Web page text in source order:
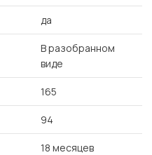
да
В разобранном
виде
165
94
18 месяцев